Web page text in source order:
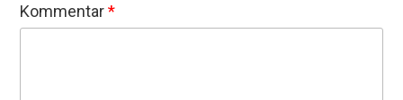
Kommentar*